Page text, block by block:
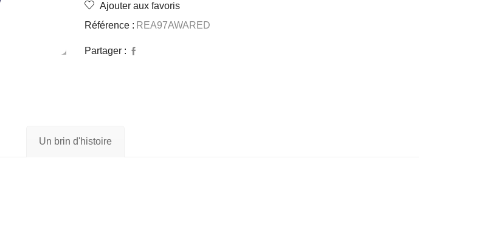
AWAY
REDONDO
Ajouter aux favoris
Référence : REA97AWARED
Partager :
Un brin d'histoire